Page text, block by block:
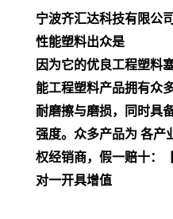
宁波齐汇达科技有限公
性能塑料出众是
因为它的优良工程塑料
能工程塑料产品拥有众
耐磨擦与磨损，同时具
强度。众多产品为 各产
权经销商，假一赔十：
对一开具增值